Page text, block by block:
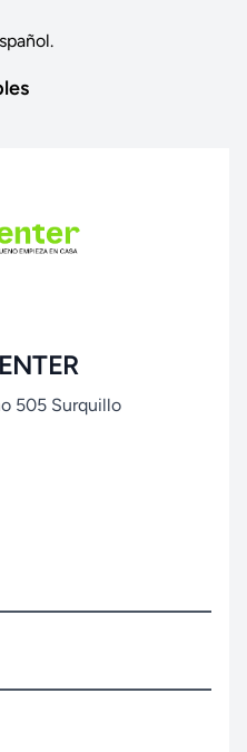
505 Surquillo